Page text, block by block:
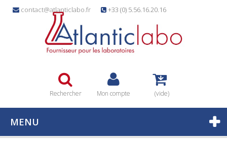
contact@atlanticlabo.fr +33 (0) 5.56.16.20.16
Rechercher Mon compte (vide)
MENU